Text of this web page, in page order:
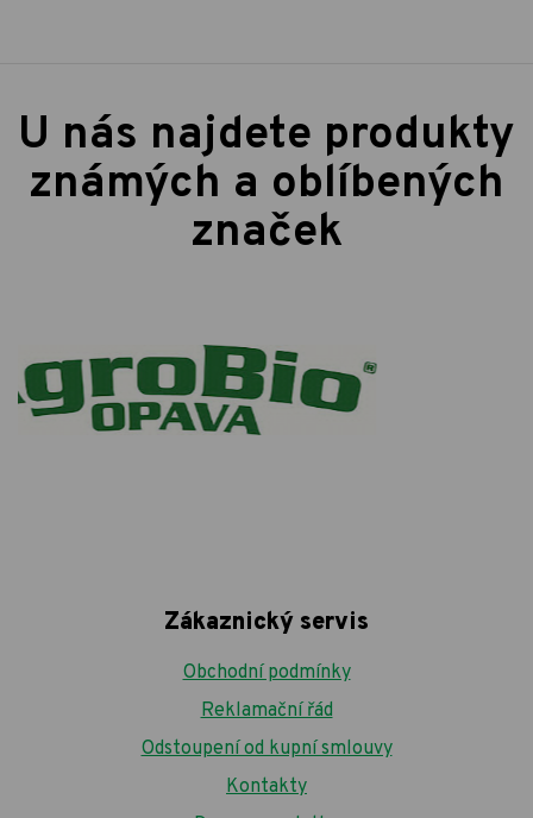
U nás najdete produkty
známých a oblíbených
značek
Zákaznický servis
Obchodní podmínky
Reklamační řád
Odstoupení od kupní smlouvy
Kontakty